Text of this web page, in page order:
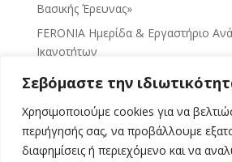
Σεβόμαστε την
Χρησιμοποιούμε cookies για να
περιήγησής σας, να προβάλλουμε
διαφημίσεις ή περιεχόμενο και να
Βασικής Έρευνας»
FERONIA Ημερίδα & Εργαστήριο
Ικανοτήτων
Δημοσιεύσεις σε Επιστημονικά
Symposium on Circular Economy